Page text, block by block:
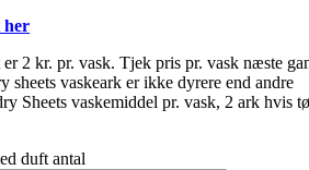
her
2 kr. pr. vask. Tjek pris pr. vask næste
sheets vaskeark er ikke dyrere end andre
Sheets vaskemiddel pr. vask, 2 ark hvis
duft antal